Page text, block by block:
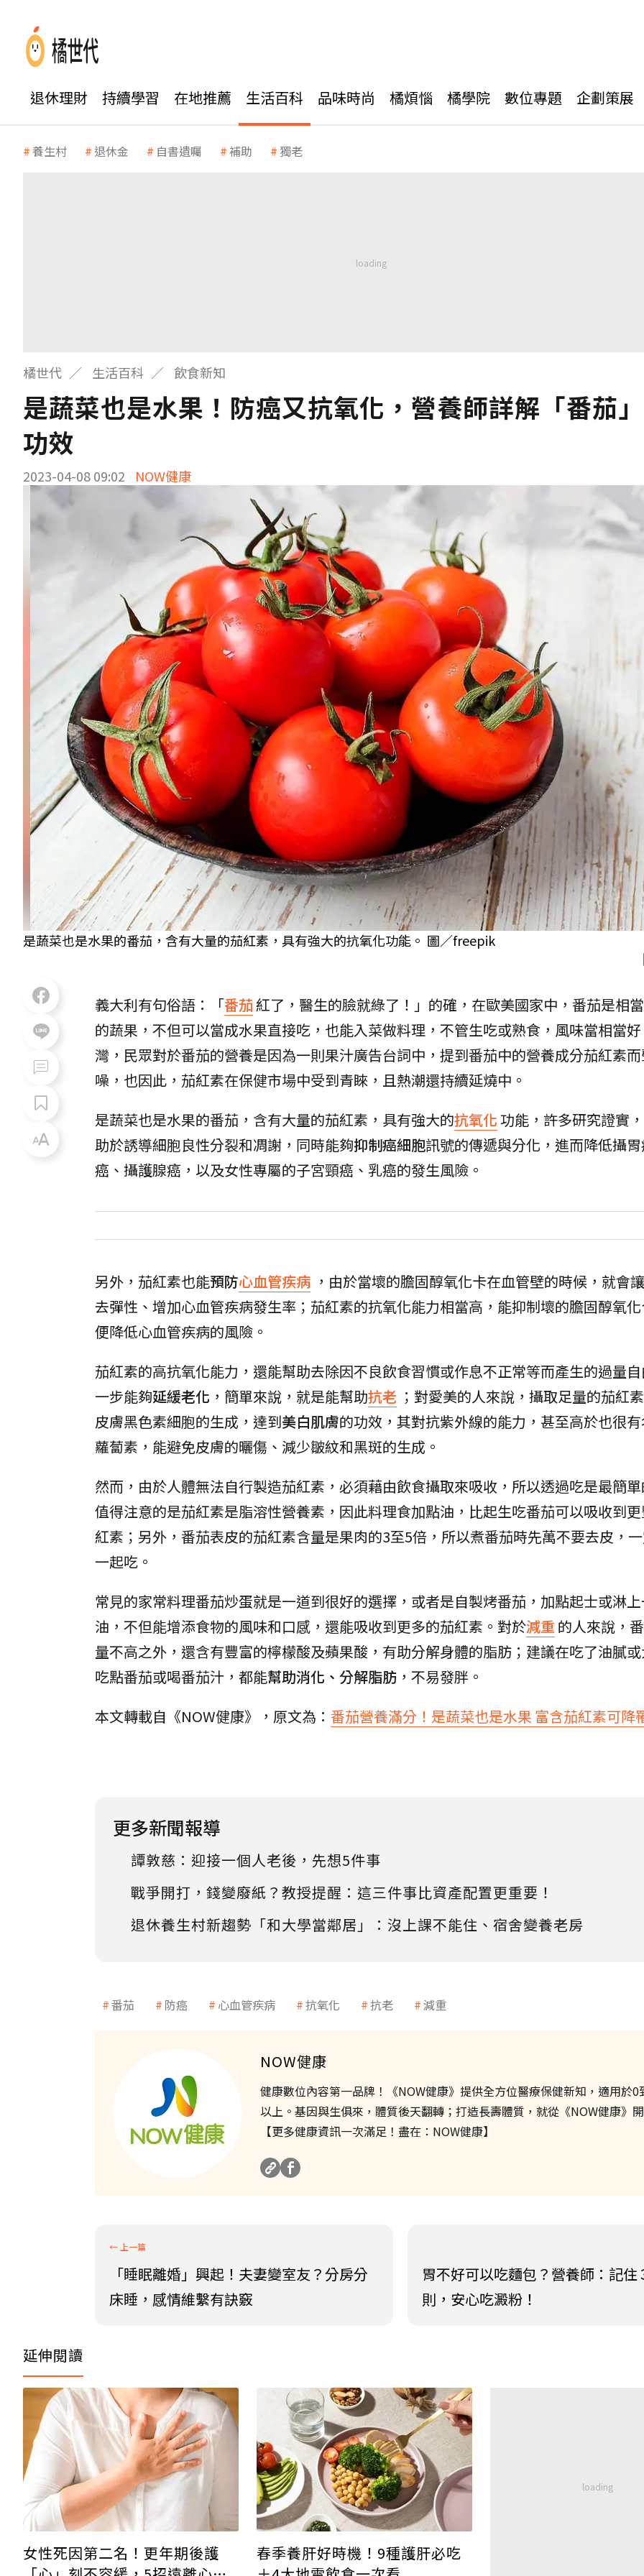
退休理財 持續學習 在地推薦 生活百科 品味時尚 橘煩惱 橘學院 數位專題 企劃策展
養生村 退休金 自書遺囑 補助 獨老
橘世代 生活百科 飲食新知
是蔬菜也是水果！防癌又抗氧化，營養師詳解「番茄
功效
2023-04-08 09:02 NOW健康
是蔬菜也是水果的番茄，含有大量的茄紅素，具有強大的抗氧化功能。 圖／freepik
義大利有句俗語：「番茄 紅了，醫生的臉就綠了！」的確，在歐美國家中，番茄是相
的蔬果，不但可以當成水果直接吃，也能入菜做料理，不管生吃或熟食，風味當相當
灣，民眾對於番茄的營養是因為一則果汁廣告台詞中，提到番茄中的營養成分茄紅素
噪，也因此，茄紅素在保健市場中受到青睞，且熱潮還持續延燒中。
是蔬菜也是水果的番茄，含有大量的茄紅素，具有強大的抗氧化 功能，許多研究證實
助於誘導細胞良性分裂和凋謝，同時能夠抑制癌細胞訊號的傳遞與分化，進而降低攝
癌、攝護腺癌，以及女性專屬的子宮頸癌、乳癌的發生風險。
另外，茄紅素也能預防心血管疾病 ，由於當壞的膽固醇氧化卡在血管壁的時候，就會
去彈性、增加心血管疾病發生率；茄紅素的抗氧化能力相當高，能抑制壞的膽固醇氧
便降低心血管疾病的風險。
茄紅素的高抗氧化能力，還能幫助去除因不良飲食習慣或作息不正常等而產生的過量
一步能夠延緩老化 ，簡單來說，就是能幫助抗老 ；對愛美的人來說，攝取足量的茄紅
皮膚黑色素細胞的生成，達到美白肌膚的功效，其對抗紫外線的能力，甚至高於也很
蘿蔔素，能避免皮膚的曬傷、減少皺紋和黑斑的生成。
然而，由於人體無法自行製造茄紅素，必須藉由飲食攝取來吸收，所以透過吃是最簡
值得注意的是茄紅素是脂溶性營養素，因此料理食加點油，比起生吃番茄可以吸收到
紅素；另外，番茄表皮的茄紅素含量是果肉的3至5倍，所以煮番茄時先萬不要去皮，
一起吃。
常見的家常料理番茄炒蛋就是一道到很好的選擇，或者是自製烤番茄，加點起士或淋
油，不但能增添食物的風味和口感，還能吸收到更多的茄紅素。對於減重 的人來說，
量不高之外，還含有豐富的檸檬酸及蘋果酸，有助分解身體的脂肪；建議在吃了油膩
吃點番茄或喝番茄汁，都能幫助消化、分解脂肪 ，不易發胖。
本文轉載自《NOW健康》，原文為： 番茄營養滿分！是蔬菜也是水果 富含茄紅素可降
更多新聞報導
譚敦慈：迎接一個人老後，先想5件事
戰爭開打，錢變廢紙？教授提醒：這三件事比資產配置更重要！
退休養生村新趨勢「和大學當鄰居」：沒上課不能住、宿舍變養老房
番茄 防癌 心血管疾病 抗氧化 抗老 減重
NOW健康
健康數位內容第一品牌！《NOW健康》提供全方位醫療保健新知，適用於0
以上。基因與生俱來，體質後天翻轉；打造長壽體質，就從《NOW健康》
【更多健康資訊一次滿足！盡在：NOW健康】
「睡眠離婚」興起！夫妻變室友？分房分
床睡，感情維繫有訣竅
胃不好可以吃麵包？營養師：記住
則，安心吃澱粉！
延伸閱讀
女性死因第二名！更年期後護
春季養肝好時機！9種護肝必吃